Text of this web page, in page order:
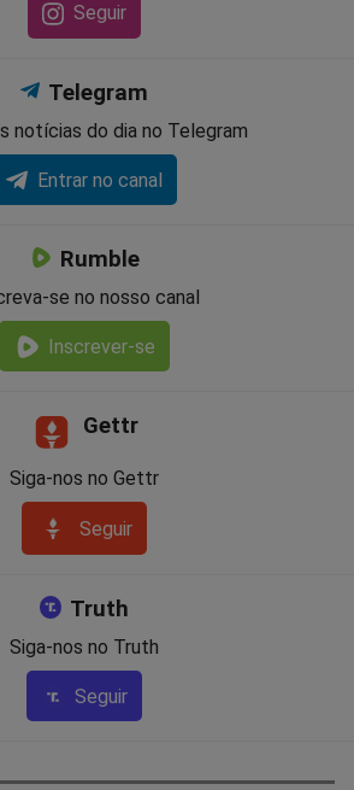
Seguir
Telegram
notícias do dia no Telegram
Entrar no canal
Rumble
se no nosso canal
Inscrever-se
Gettr
Siga-nos no Gettr
Seguir
Truth
Siga-nos no Truth
Seguir